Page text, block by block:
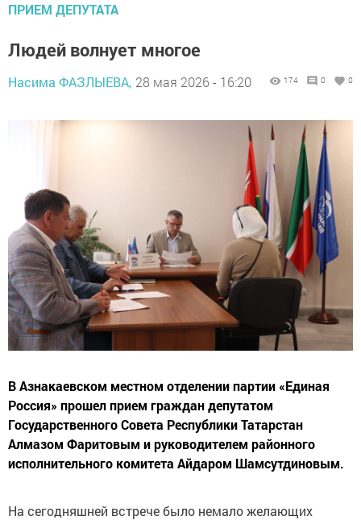
ПРИЕМ ДЕПУТАТА
Людей волнует многое
Насима ФАЗЛЫЕВА, 28 мая 2026 - 16:20 174 0 0
В Азнакаевском местном отделении партии «Единая
Россия» прошел прием граждан депутатом
Государственного Совета Республики Татарстан
Алмазом Фаритовым и руководителем районного
исполнительного комитета Айдаром Шамсутдиновым.
На сегодняшней встрече было немало желающих